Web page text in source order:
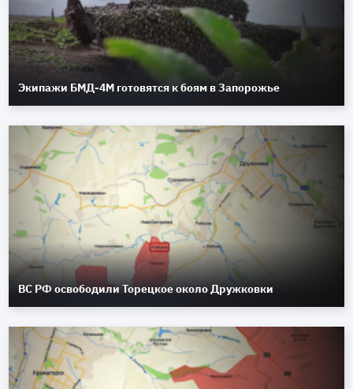
Экипажи БМД-4М готовятся к боям в Запорожье
ВС РФ освободили Торецкое около Дружковки